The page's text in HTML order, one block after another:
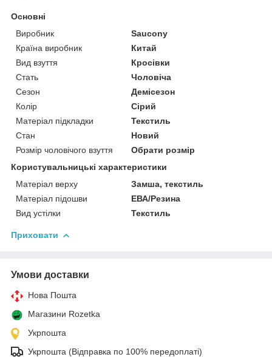
Основні
Виробник
Saucony
Країна виробник
Китай
Вид взуття
Кросівки
Стать
Чоловіча
Сезон
Демісезон
Колір
Сірий
Матеріал підкладки
Текстиль
Стан
Новий
Розмір чоловічого взуття
Обрати розмір
Користувальницькі характеристики
Матеріал верху
Замша, текстиль
Матеріал підошви
ЕВА/Резина
Вид устілки
Текстиль
Приховати
Умови доставки
Нова Пошта
Магазини Rozetka
Укрпошта
Укрпошта (Відправка по 100% передоплаті)